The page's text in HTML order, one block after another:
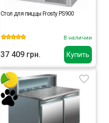
Купить
Стол для пиццы Frosty PS900
В наличии
37 409 грн.